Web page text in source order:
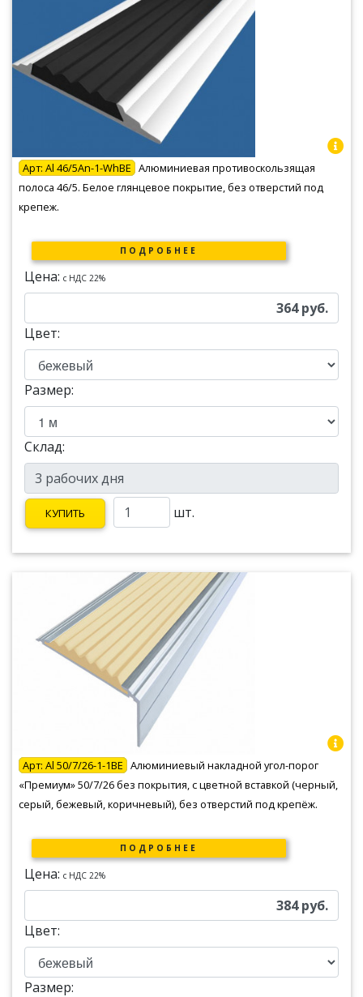
Арт: Al 46/5An-1-WhBE Алюминиевая противоскользящая
полоса 46/5. Белое глянцевое покрытие, без отверстий под
крепеж.
ПОДРОБНЕЕ
Цена: c НДС 22%
364 руб.
Цвет:
Размер:
Склад:
КУПИТЬ шт.
Арт: Al 50/7/26-1-1BE Алюминиевый накладной угол-порог
«Премиум» 50/7/26 без покрытия, с цветной вставкой (черный,
серый, бежевый, коричневый), без отверстий под крепёж.
ПОДРОБНЕЕ
Цена: c НДС 22%
384 руб.
Цвет:
Размер: